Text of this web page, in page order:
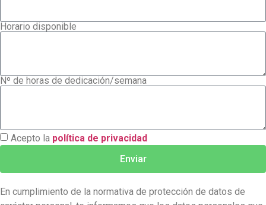
Horario disponible
Nº de horas de dedicación/semana
Acepto la política de privacidad
Enviar
En cumplimiento de la normativa de protección de datos de